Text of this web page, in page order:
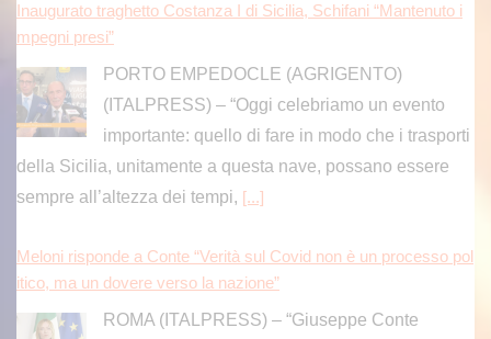
Inaugurato traghetto Costanza I di Sicilia, Schifani “Mantenuto i
mpegni presi”
PORTO EMPEDOCLE (AGRIGENTO)
(ITALPRESS) – “Oggi celebriamo un evento
importante: quello di fare in modo che i trasporti
della Sicilia, unitamente a questa nave, possano essere
sempre all’altezza dei tempi, [...]
Meloni risponde a Conte “Verità sul Covid non è un processo pol
itico, ma un dovere verso la nazione”
ROMA (ITALPRESS) – “Giuseppe Conte